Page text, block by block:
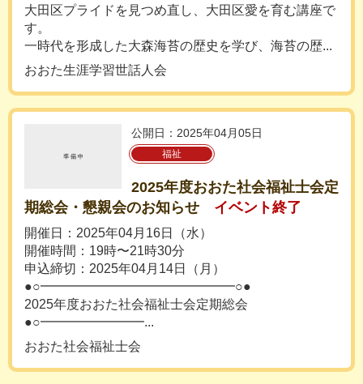
大田区プライドを見つめ直し、大田区愛を育む講座で
す。
一時代を形成した大森海苔の歴史を学び、海苔の歴...
おおた生涯学習世話人会
公開日：2025年04月05日
福祉
2025年度おおた社会福祉士会定
期総会・懇親会のお知らせ
イベント終了
開催日：2025年04月16日（水）
開催時間：19時〜21時30分
申込締切：2025年04月14日（月）
●○━━━━━━━━━━━━━━━○●
2025年度おおた社会福祉士会定期総会
●○━━━━━━━━...
おおた社会福祉士会